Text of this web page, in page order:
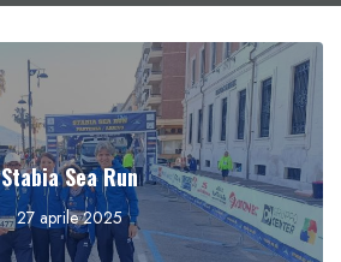
Stabia Sea Run
27 aprile 2025